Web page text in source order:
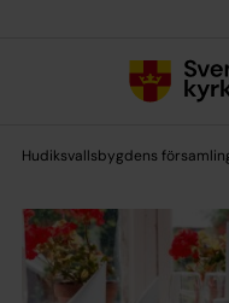
Hudiksvallsbygdens